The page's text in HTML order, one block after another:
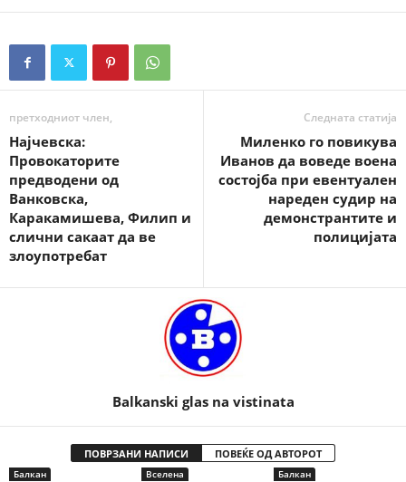
претходниот член,
Најчевска:
Провокаторите
предводени од
Ванковска,
Каракамишева, Филип и
слични сакаат да ве
злоупотребат
Следната статија
Миленко го повикува
Иванов да воведе воена
состојба при евентуален
нареден судир на
демонстрантите и
полицијата
Balkanski glas na vistinata
ПОВРЗАНИ НАПИСИ ПОВЕЌЕ ОД АВТОРОТ
Балкан Вселена Балкан